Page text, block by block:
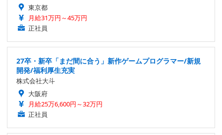
東京都
月給31万円～45万円
正社員
27卒・新卒「まだ間に合う」新作ゲームプログラマー/新規
開発/福利厚生充実
株式会社大斗
大阪府
月給25万6,600円～32万円
正社員